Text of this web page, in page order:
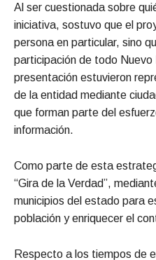
Al ser cuestionada sobre
iniciativa, sostuvo que el
persona en particular, sino
participación de todo Nuevo
presentación estuvieron
de la entidad mediante
que forman parte del
información.
Como parte de esta
“Gira de la Verdad”,
municipios del estado para
población y enriquecer el
Respecto a los tiempos de